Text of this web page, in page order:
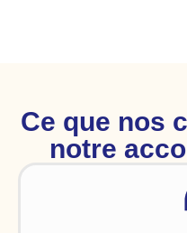
Ce que nos
notre